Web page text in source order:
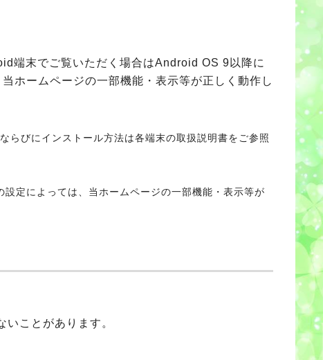
端末でご覧いただく場合はAndroid OS 9以降に
ームページの一部機能・表示等が正しく動作し
びにインストール方法は各端末の取扱説明書をご参照
定によっては、当ホームページの一部機能・表示等が
ことがあります。